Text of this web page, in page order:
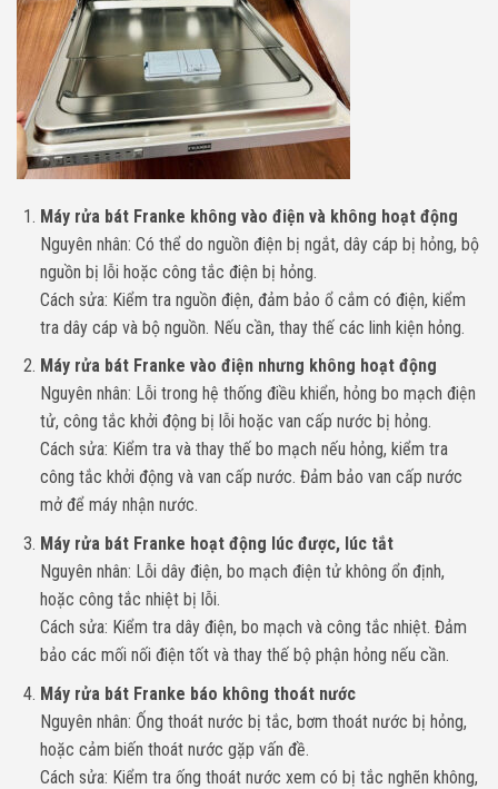
Máy rửa bát Franke không vào điện và không hoạt động
Nguyên nhân: Có thể do nguồn điện bị ngắt, dây cáp bị hỏng, bộ
nguồn bị lỗi hoặc công tắc điện bị hỏng.
Cách sửa: Kiểm tra nguồn điện, đảm bảo ổ cắm có điện, kiểm
tra dây cáp và bộ nguồn. Nếu cần, thay thế các linh kiện hỏng.
Máy rửa bát Franke vào điện nhưng không hoạt động
Nguyên nhân: Lỗi trong hệ thống điều khiển, hỏng bo mạch điện
tử, công tắc khởi động bị lỗi hoặc van cấp nước bị hỏng.
Cách sửa: Kiểm tra và thay thế bo mạch nếu hỏng, kiểm tra
công tắc khởi động và van cấp nước. Đảm bảo van cấp nước
mở để máy nhận nước.
Máy rửa bát Franke hoạt động lúc được, lúc tắt
Nguyên nhân: Lỗi dây điện, bo mạch điện tử không ổn định,
hoặc công tắc nhiệt bị lỗi.
Cách sửa: Kiểm tra dây điện, bo mạch và công tắc nhiệt. Đảm
bảo các mối nối điện tốt và thay thế bộ phận hỏng nếu cần.
Máy rửa bát Franke báo không thoát nước
Nguyên nhân: Ống thoát nước bị tắc, bơm thoát nước bị hỏng,
hoặc cảm biến thoát nước gặp vấn đề.
Cách sửa: Kiểm tra ống thoát nước xem có bị tắc nghẽn không,